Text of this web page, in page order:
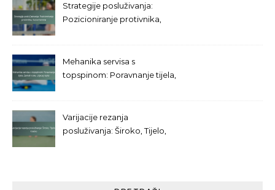
Strategije posluživanja:
Pozicioniranje protivnika,
Mehanika servisa s
topspinom: Poravnanje tijela,
Varijacije rezanja
posluživanja: Široko, Tijelo,